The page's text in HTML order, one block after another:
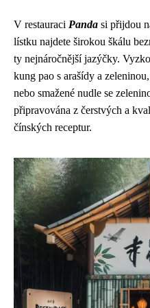
V restauraci Panda si přijdou
lístku najdete širokou škálu
ty nejnáročnější jazýčky.
kung pao s arašídy a
nebo smažené nudle se
připravována z čerstvých a
čínských receptur.